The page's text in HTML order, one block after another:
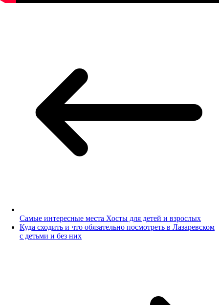
Самые интересные места Хосты для детей и взрослых
Куда сходить и что обязательно посмотреть в Лазаревском
с детьми и без них